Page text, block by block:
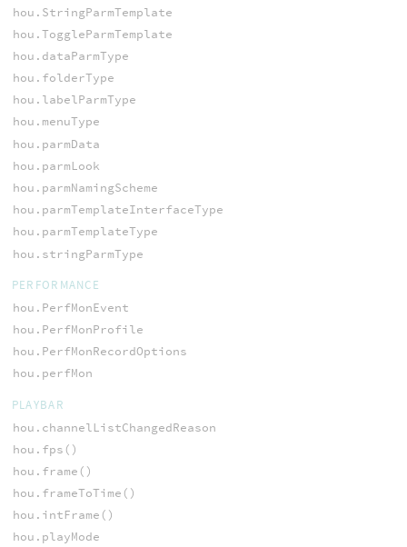
hou.StringParmTemplate
hou.ToggleParmTemplate
hou.dataParmType
hou.folderType
hou.labelParmType
hou.menuType
hou.parmData
hou.parmLook
hou.parmNamingScheme
hou.parmTemplateInterfaceType
hou.parmTemplateType
hou.stringParmType
PERFORMANCE
hou.PerfMonEvent
hou.PerfMonProfile
hou.PerfMonRecordOptions
hou.perfMon
PLAYBAR
hou.channelListChangedReason
hou.fps()
hou.frame()
hou.frameToTime()
hou.intFrame()
hou.playMode